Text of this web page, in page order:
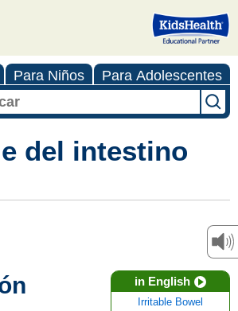
Para Niños Para Adolescentes
del intestino
in English
Irritable Bowel